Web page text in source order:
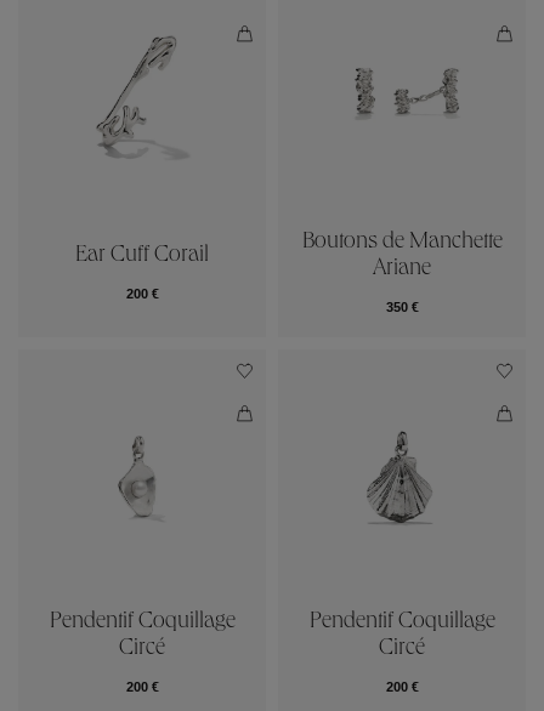
Ear Cuff Corail
200 €
Boutons de Manchette
Ariane
350 €
Pendentif Coquillage
Circé
200 €
Pendentif Coquillage
Circé
200 €